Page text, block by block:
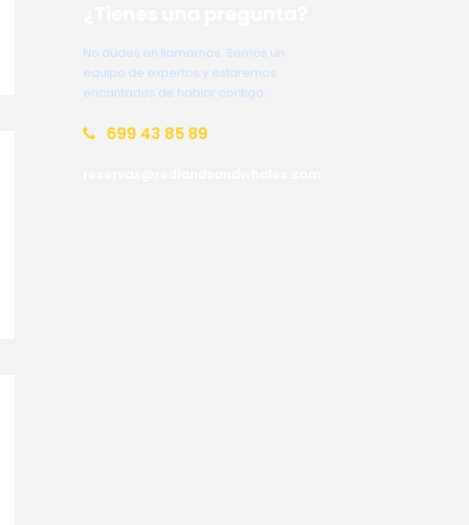
No dudes en llamarnos. Somos un
equipo de expertos y estaremos
encantados de hablar contigo.
699 43 85 89